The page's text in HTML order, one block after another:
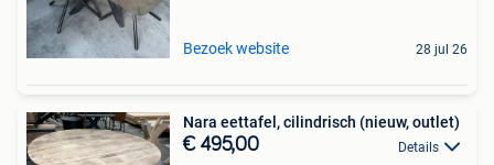
Bezoek website 28 jul 26
Nara eettafel, cilindrisch (nieuw, outlet)
€ 495,00 Details